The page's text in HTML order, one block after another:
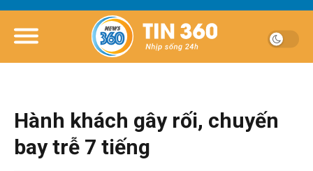
Hành khách gây rối, chuyến
bay trễ 7 tiếng